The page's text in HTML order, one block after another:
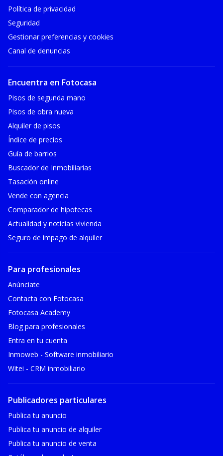
Política de privacidad
Seguridad
Gestionar preferencias y cookies
Canal de denuncias
Encuentra en Fotocasa
Pisos de segunda mano
Pisos de obra nueva
Alquiler de pisos
Índice de precios
Guía de barrios
Buscador de Inmobiliarias
Tasación online
Vende con agencia
Comparador de hipotecas
Actualidad y noticias vivienda
Seguro de impago de alquiler
Para profesionales
Anúnciate
Contacta con Fotocasa
Fotocasa Academy
Blog para profesionales
Entra en tu cuenta
Inmoweb - Software inmobiliario
Witei - CRM inmobiliario
Publicadores particulares
Publica tu anuncio
Publica tu anuncio de alquiler
Publica tu anuncio de venta